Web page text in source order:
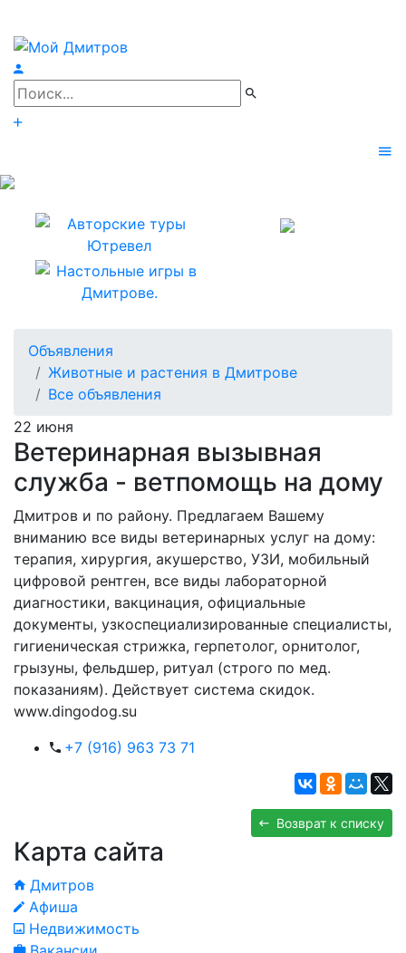
Объявления
Животные и растения в Дмитрове
Все объявления
22 июня
Ветеринарная вызывная
служба - ветпомощь на дому
Дмитров и по району. Предлагаем Вашему
вниманию все виды ветеринарных услуг на дому:
терапия, хирургия, акушерство, УЗИ, мобильный
цифровой рентген, все виды лабораторной
диагностики, вакцинация, официальные
документы, узкоспециализированные специалисты,
гигиеническая стрижка, герпетолог, орнитолог,
грызуны, фельдшер, ритуал (строго по мед.
показаниям). Действует система скидок.
www.dingodog.su
+7 (916) 963 73 71
Возврат к списку
Карта сайта
Дмитров
Афиша
Недвижимость